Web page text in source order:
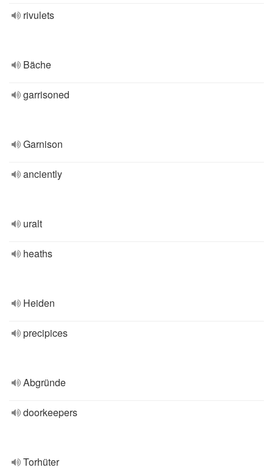
rivulets
Bäche
garrisoned
Garnison
anciently
uralt
heaths
Heiden
precipices
Abgründe
doorkeepers
Torhüter